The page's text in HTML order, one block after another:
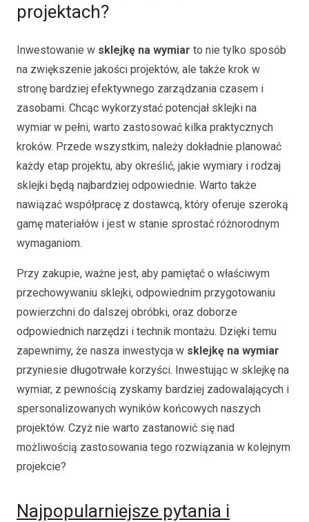
projektach?
Inwestowanie w sklejkę na wymiar to nie tylko sposób
na zwiększenie jakości projektów, ale także krok w
stronę bardziej efektywnego zarządzania czasem i
zasobami. Chcąc wykorzystać potencjał sklejki na
wymiar w pełni, warto zastosować kilka praktycznych
kroków. Przede wszystkim, należy dokładnie planować
każdy etap projektu, aby określić, jakie wymiary i rodzaj
sklejki będą najbardziej odpowiednie. Warto także
nawiązać współpracę z dostawcą, który oferuje szeroką
gamę materiałów i jest w stanie sprostać różnorodnym
wymaganiom.
Przy zakupie, ważne jest, aby pamiętać o właściwym
przechowywaniu sklejki, odpowiednim przygotowaniu
powierzchni do dalszej obróbki, oraz doborze
odpowiednich narzędzi i technik montażu. Dzięki temu
zapewnimy, że nasza inwestycja w sklejkę na wymiar
przyniesie długotrwałe korzyści. Inwestując w sklejkę na
wymiar, z pewnością zyskamy bardziej zadowalających i
spersonalizowanych wyników końcowych naszych
projektów. Czyż nie warto zastanowić się nad
możliwością zastosowania tego rozwiązania w kolejnym
projekcie?
Najpopularniejsze pytania i